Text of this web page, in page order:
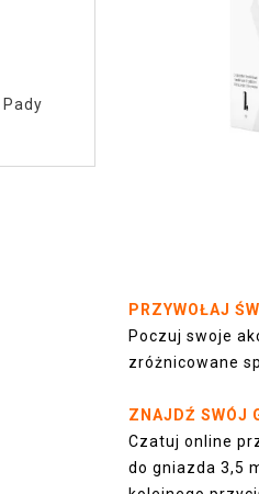
Pady
PRZYWOŁAJ
Poczuj swoje
zróżnicowane
ZNAJDŹ SWÓJ
Czatuj online
do gniazda 3,5